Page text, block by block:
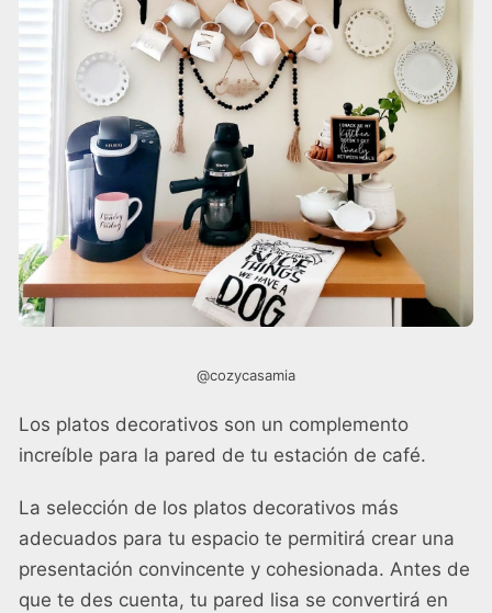
@cozycasamia
Los platos decorativos son un complemento
increíble para la pared de tu estación de café.
La selección de los platos decorativos más
adecuados para tu espacio te permitirá crear una
presentación convincente y cohesionada. Antes de
que te des cuenta, tu pared lisa se convertirá en